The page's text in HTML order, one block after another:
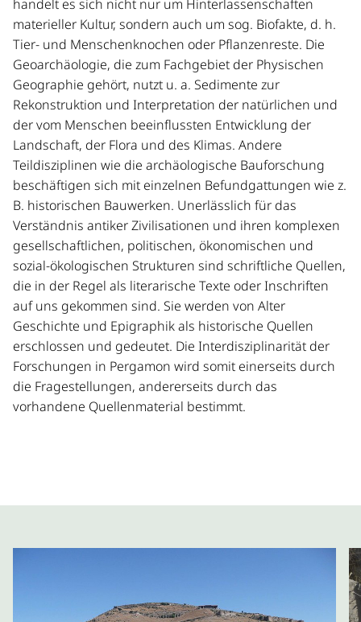
von Gelände und Befunden dienen, sondern auch als
Oberflächen eine Geoinformationssystems. Zusammen
mit den Grundrissen einzelner Gebäude und
Gebäudeensembles sind diese Daten in dieneue
digitale archäologische Karte von Pergamon
eingeflossen. Die architektonische Darstellungslehre
kommt mit ins Spiel, wenn es um die Erstellung von
Rekonstruktionen einzelner Bauten oder auch der
ganzen Stadt geht . Die zunehmende Bedeutung der
Geowissenschaften für die Archäologie kommt auch in
der Einbeziehung von Geographen und
Geoarchäologen zum Ausdruck, die durch die Analyse
des Geländes, aber auch durch das Abteufen von
Bohrkernen, historische Umweltszenarien
rekonstruieren und damit die Grundlagen für die
Interpretation der Mensch-Umwelt-Interaktion liefern. In
diesem Zusammenhang ist auch die
Paläoanthropologie zu nennen, die nicht nur Einblicke
in den Gesundheitszustand der Menschen erlaubt,
sondern z. B. auch in ihre Ernährungsgewohnheiten
insbesondere zur Keramik erlauben eine bessere
Organisation, dem Import und der Entstehung von
Dokumentation, Rekonstruktion und Analyse von
handelt es sich nicht nur um Hinterlassenschaften
materieller Kultur, sondern auch um sog. Biofakte, d. h.
Tier- und Menschenknochen oder Pflanzenreste. Die
Geoarchäologie, die zum Fachgebiet der Physischen
Geographie gehört, nutzt u. a. Sedimente zur
Rekonstruktion und Interpretation der natürlichen und
der vom Menschen beeinflussten Entwicklung der
Landschaft, der Flora und des Klimas. Andere
Teildisziplinen wie die archäologische Bauforschung
beschäftigen sich mit einzelnen Befundgattungen wie z.
B. historischen Bauwerken. Unerlässlich für das
Verständnis antiker Zivilisationen und ihren komplexen
gesellschaftlichen, politischen, ökonomischen und
sozial-ökologischen Strukturen sind schriftliche Quellen,
die in der Regel als literarische Texte oder Inschriften
auf uns gekommen sind. Sie werden von Alter
Geschichte und Epigraphik als historische Quellen
erschlossen und gedeutet. Die Interdisziplinarität der
Forschungen in Pergamon wird somit einerseits durch
die Fragestellungen, andererseits durch das
vorhandene Quellenmaterial bestimmt.